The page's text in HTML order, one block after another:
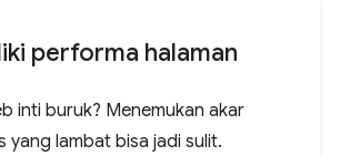
performa halaman
inti buruk? Menemukan akar
yang lambat bisa jadi sulit.